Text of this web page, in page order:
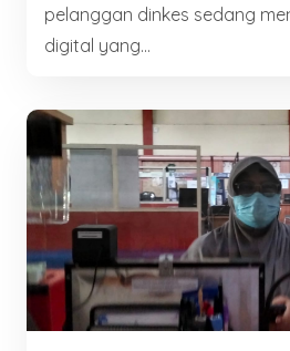
pelanggan dinkes sedang
digital yang...